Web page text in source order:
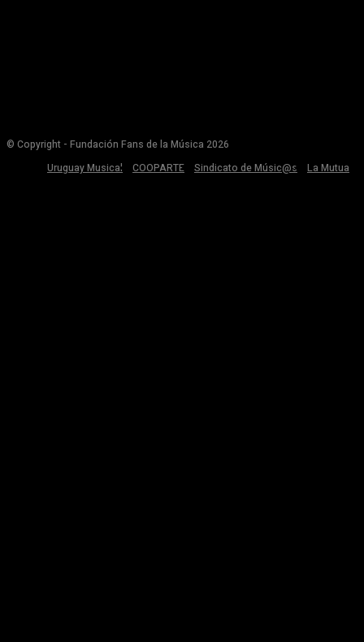
© Copyright - Fundación Fans de la Música 2026
Uruguay Musical
COOPARTE Sindicato de Músic@s La Mutua